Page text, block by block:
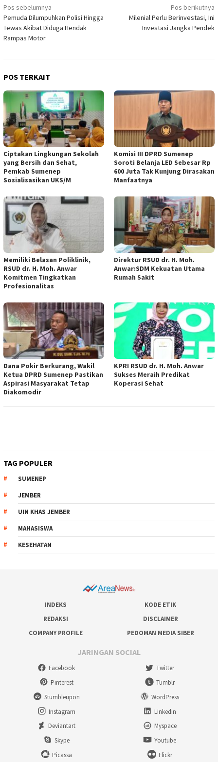
Navigasi
pos
Pos sebelumnya
Pemuda Dilumpuhkan Polisi Hingga
Tewas Akibat Diduga Hendak
Rampas Motor
Pos berikutnya
Milenial Perlu Berinvestasi, Ini
Investasi Jangka Pendek
POS TERKAIT
Ciptakan Lingkungan Sekolah
yang Bersih dan Sehat,
Pemkab Sumenep
Sosialisasikan UKS/M
Komisi III DPRD Sumenep
Soroti Belanja LED Sebesar Rp
600 Juta Tak Kunjung Dirasakan
Manfaatnya
Memiliki Belasan Poliklinik,
RSUD dr. H. Moh. Anwar
Komitmen Tingkatkan
Profesionalitas
Direktur RSUD dr. H. Moh.
Anwar:SDM Kekuatan Utama
Rumah Sakit
Dana Pokir Berkurang, Wakil
Ketua DPRD Sumenep Pastikan
Aspirasi Masyarakat Tetap
Diakomodir
KPRI RSUD dr. H. Moh. Anwar
Sukses Meraih Predikat
Koperasi Sehat
TAG POPULER
SUMENEP
JEMBER
UIN KHAS JEMBER
MAHASISWA
KESEHATAN
INDEKS
KODE ETIK
REDAKSI
DISCLAIMER
COMPANY PROFILE
PEDOMAN MEDIA SIBER
JARINGAN SOCIAL
Facebook
Twitter
Pinterest
Tumblr
Stumbleupon
WordPress
Instagram
Linkedin
Deviantart
Myspace
Skype
Youtube
Picassa
Flickr